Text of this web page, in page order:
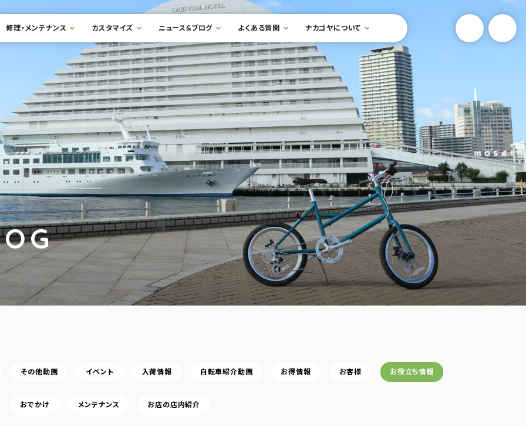
修理・メンテナンス カスタマイズ ニュース&ブログ よくある質問 ナカゴヤについて 検索フォームを開閉する YouTube
その他動画 イベント 入荷情報 自転車紹介動画 お得情報 お客様 お役立ち情報
おでかけ メンテナンス お店の店内紹介